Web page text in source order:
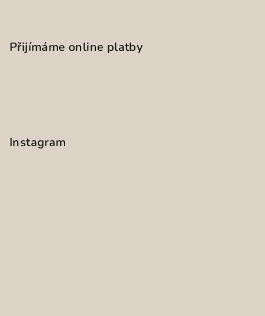
Přijímáme online platby
Instagram